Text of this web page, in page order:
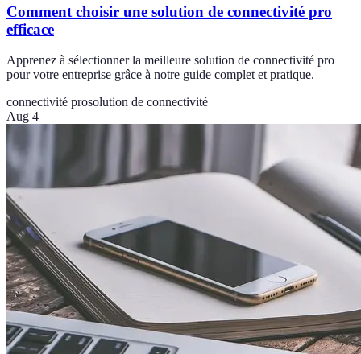
Comment choisir une solution de connectivité pro
efficace
Apprenez à sélectionner la meilleure solution de connectivité pro
pour votre entreprise grâce à notre guide complet et pratique.
connectivité prosolution de connectivité
Aug 4